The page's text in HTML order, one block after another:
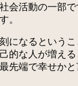
会活動の一部で
。
になるというこ
的な人が増える
先端で幸せかと